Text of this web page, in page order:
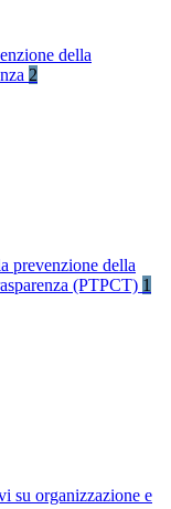
della
2
prevenzione della
(PTPCT) 1
su organizzazione e